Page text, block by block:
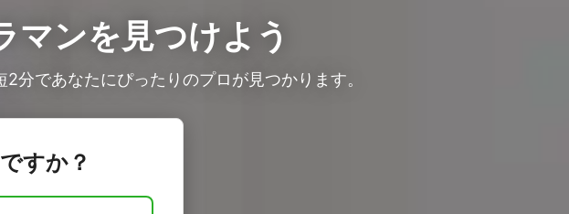
マンを見つけよう
分であなたにぴったりのプロが見つかります。
すか？